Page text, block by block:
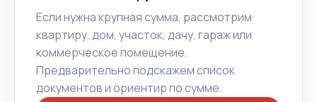
Если нужна крупная сумма, рассмотрим
квартиру, дом, участок, дачу, гараж или
коммерческое помещение.
Предварительно подскажем список
документов и ориентир по сумме.